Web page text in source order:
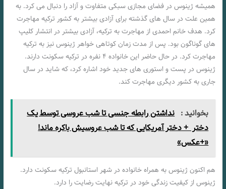
همیشه ژینوس در فضای مجازی سبکی متفاوت و آزاد را دنبال می کرد. به
همین علت در سال های گذشته برای آزادی بیشتر به کشور ترکیه مهاجرت
کرد. هدف خانم احمدی از مهاجرت به ترکیه، آزادی بیشتر در انتشار کلیپ
های گوناگون بود. پس از مدت زمان کوتاهی خواهر ژینوس نیز به ترکیه
مهاجرت کرد. در حال حاضر این خانواده ۴ نفره در ترکیه سکونت دارند.
ژینوس در پست و استوری های جدید خود اشاره کرد، که شاید در سال
جاری به کشور دیگری مهاجرت کند.
بخوانید : نداشتن رابطه جنسی تا شب عروسی توسط یک
دختر + دختر آمریکایی که تا شب عروسیش باکره ماند!
«+عکس»
هم اکنون ژینوس به همراه خانواده در شهر استانبول ترکیه سکونت دارد.
ژینوس از کیفیت زندگی خود در ترکیه نهایت رضایت را دارد.